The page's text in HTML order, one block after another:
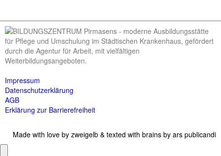
Impressum
Datenschutzerklärung
AGB
Erklärung zur Barrierefreiheit
Made with love by zweigelb & texted with brains by ars publicandi